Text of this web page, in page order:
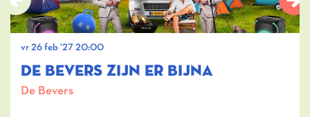
DE BEVERS ZIJN ER BIJNA
De Bevers
vr 26 feb ’27 20:00